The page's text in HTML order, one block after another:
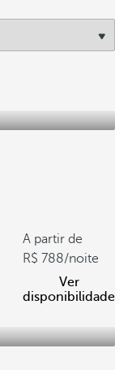
A partir de
788/noite
Ver
disponibilidade